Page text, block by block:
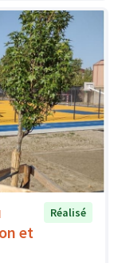
et
Réalisé